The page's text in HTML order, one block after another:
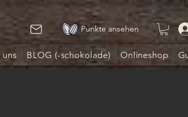
Punkte ansehen
uns BLOG (-schokolade) Onlineshop